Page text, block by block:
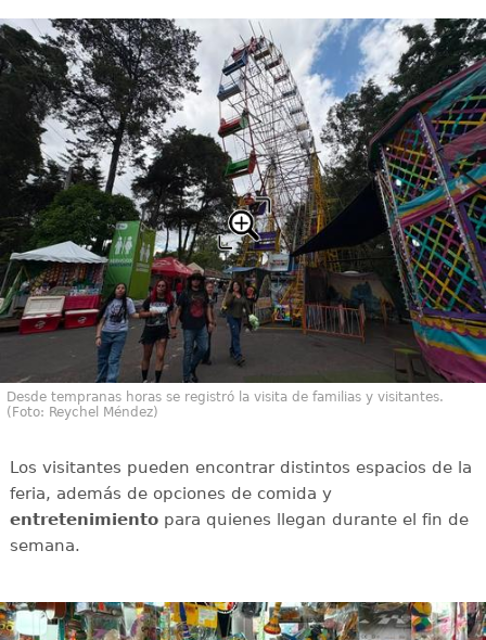
Desde tempranas horas se registró la visita de familias y visitantes.
(Foto: Reychel Méndez)
Los visitantes pueden encontrar distintos espacios de la
feria, además de opciones de comida y
entretenimientopara quienes llegan durante el fin de
semana.